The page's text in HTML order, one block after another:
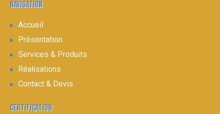
NAVIGATION
Accueil
Présentation
Services & Produits
Réalisations
Contact & Devis
CERTIFICATION